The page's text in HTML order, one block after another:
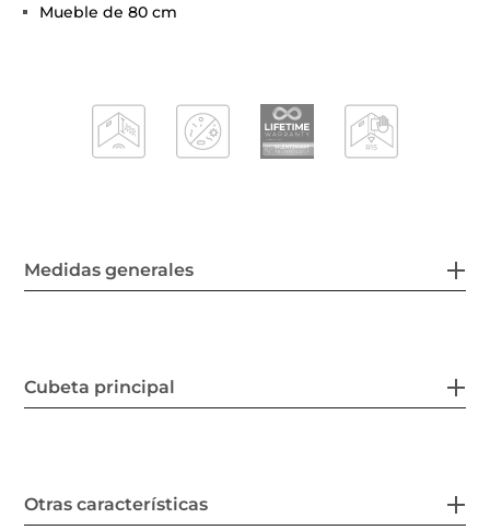
Mueble de 80 cm
Medidas generales
Cubeta principal
Otras características